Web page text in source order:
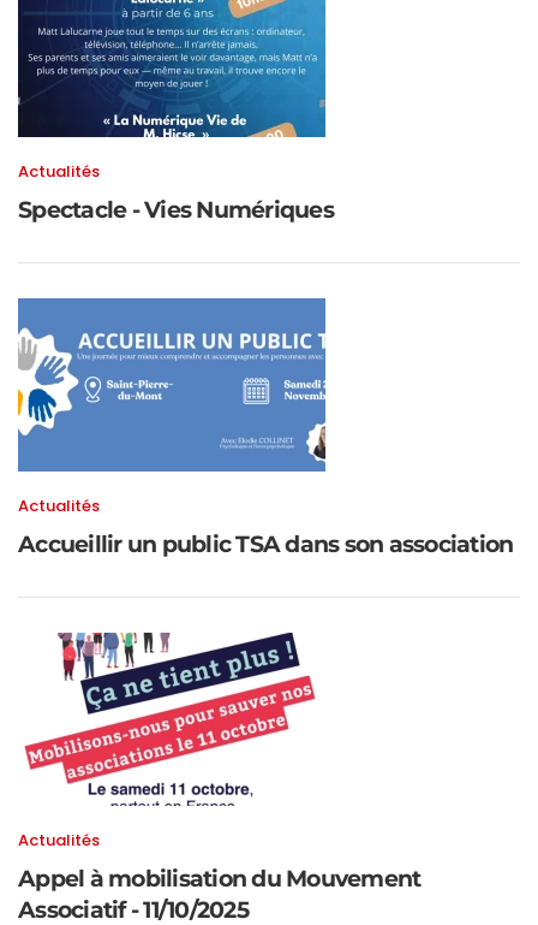
Actualités
Spectacle - Vies Numériques
Actualités
Accueillir un public TSA dans son association
Actualités
Appel à mobilisation du Mouvement
Associatif - 11/10/2025